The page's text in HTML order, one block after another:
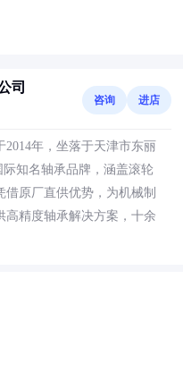
司
咨询 进店
年，坐落于天津市东丽
际知名轴承品牌，涵盖滚轮
原厂直供优势，为机械制
高精度轴承解决方案，十余